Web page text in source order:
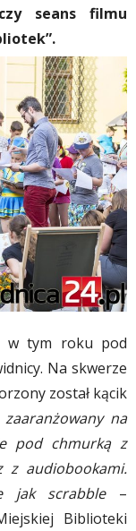
seans filmu
w tym roku pod
Na skwerze
został kącik
na
pod chmurką z
z audiobookami.
jak scrabble–
Biblioteki